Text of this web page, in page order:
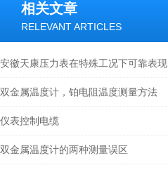
相关文章
RELEVANT ARTICLES
安徽天康压力表在特殊工况下可靠表现
双金属温度计，铂电阻温度测量方法
仪表控制电缆
双金属温度计的两种测量误区